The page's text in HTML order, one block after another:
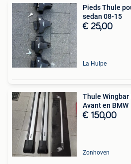
Pieds Thule
sedan 08-15
€ 25,00
La Hulpe
Thule Wingbar
Avant en BMW
€ 150,00
Zonhoven